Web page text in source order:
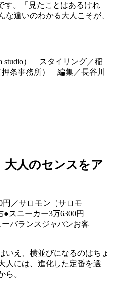
す。「見たことはあるけれ
な違いのわかる大人こそが、
studio） スタイリング／稲
条事務所） 編集／長谷川
大人のセンスをア
いえ、横並びになるのはちょ
には、進化した定番を選
ら。